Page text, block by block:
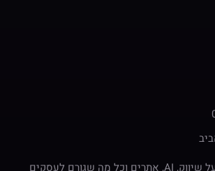
מאמר אחד בשבוע על שיווק, AI, אתרים וכל מה שגורם לעסקים